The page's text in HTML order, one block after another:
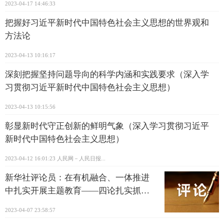
2023-04-17 14:46:33
把握好习近平新时代中国特色社会主义思想的世界观和
方法论
2023-04-13 10:16:17
深刻把握坚持问题导向的科学内涵和实践要求（深入学
习贯彻习近平新时代中国特色社会主义思想）
2023-04-13 10:15:56
彰显新时代守正创新的鲜明气象（深入学习贯彻习近平
新时代中国特色社会主义思想）
2023-04-12 16:01:23 人民网－人民日报...
新华社评论员：在有机融合、一体推进
中扎实开展主题教育——四论扎实抓好
2023-04-07 23:58:57